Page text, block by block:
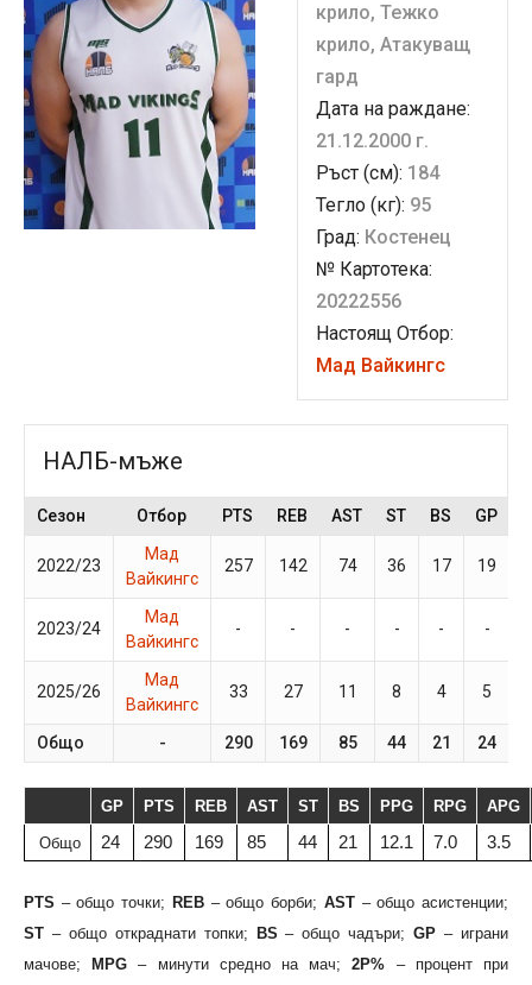
крило, Тежко
крило, Атакуващ
гард
Дата на раждане:
21.12.2000 г.
Ръст (см): 184
Тегло (кг): 95
Град: Костенец
№ Картотека:
20222556
Настоящ Отбор:
Мад Вайкингс
НАЛБ-мъже
Сезон Отбор PTS REB AST ST BS GP
2022/23
Мад
Вайкингс
257 142 74 36 17 19
2023/24
Мад
Вайкингс
- - - - - -
2025/26
Мад
Вайкингс
33 27 11 8 4 5
Общо - 290 169 85 44 21 24
GP PTS REB AST ST BS PPG RPG APG
Общо 24 290 169 85 44 21 12.1 7.0 3.5
PTS – общо точки; REB– общо борби; AST– общо асистенции;
ST – общо откраднати топки; BS – общо чадъри;GP – играни
мачове;
MPG – минути средно на мач;2P% – процент при